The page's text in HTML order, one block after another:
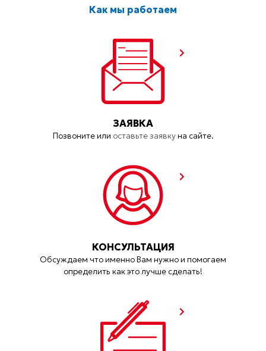
Как мы работаем
ЗАЯВКА
Позвоните или оставьте заявкуна сайте.
КОНСУЛЬТАЦИЯ
Обсуждаем что именно Вам нужно и помогаем
определить как это лучше сделать!